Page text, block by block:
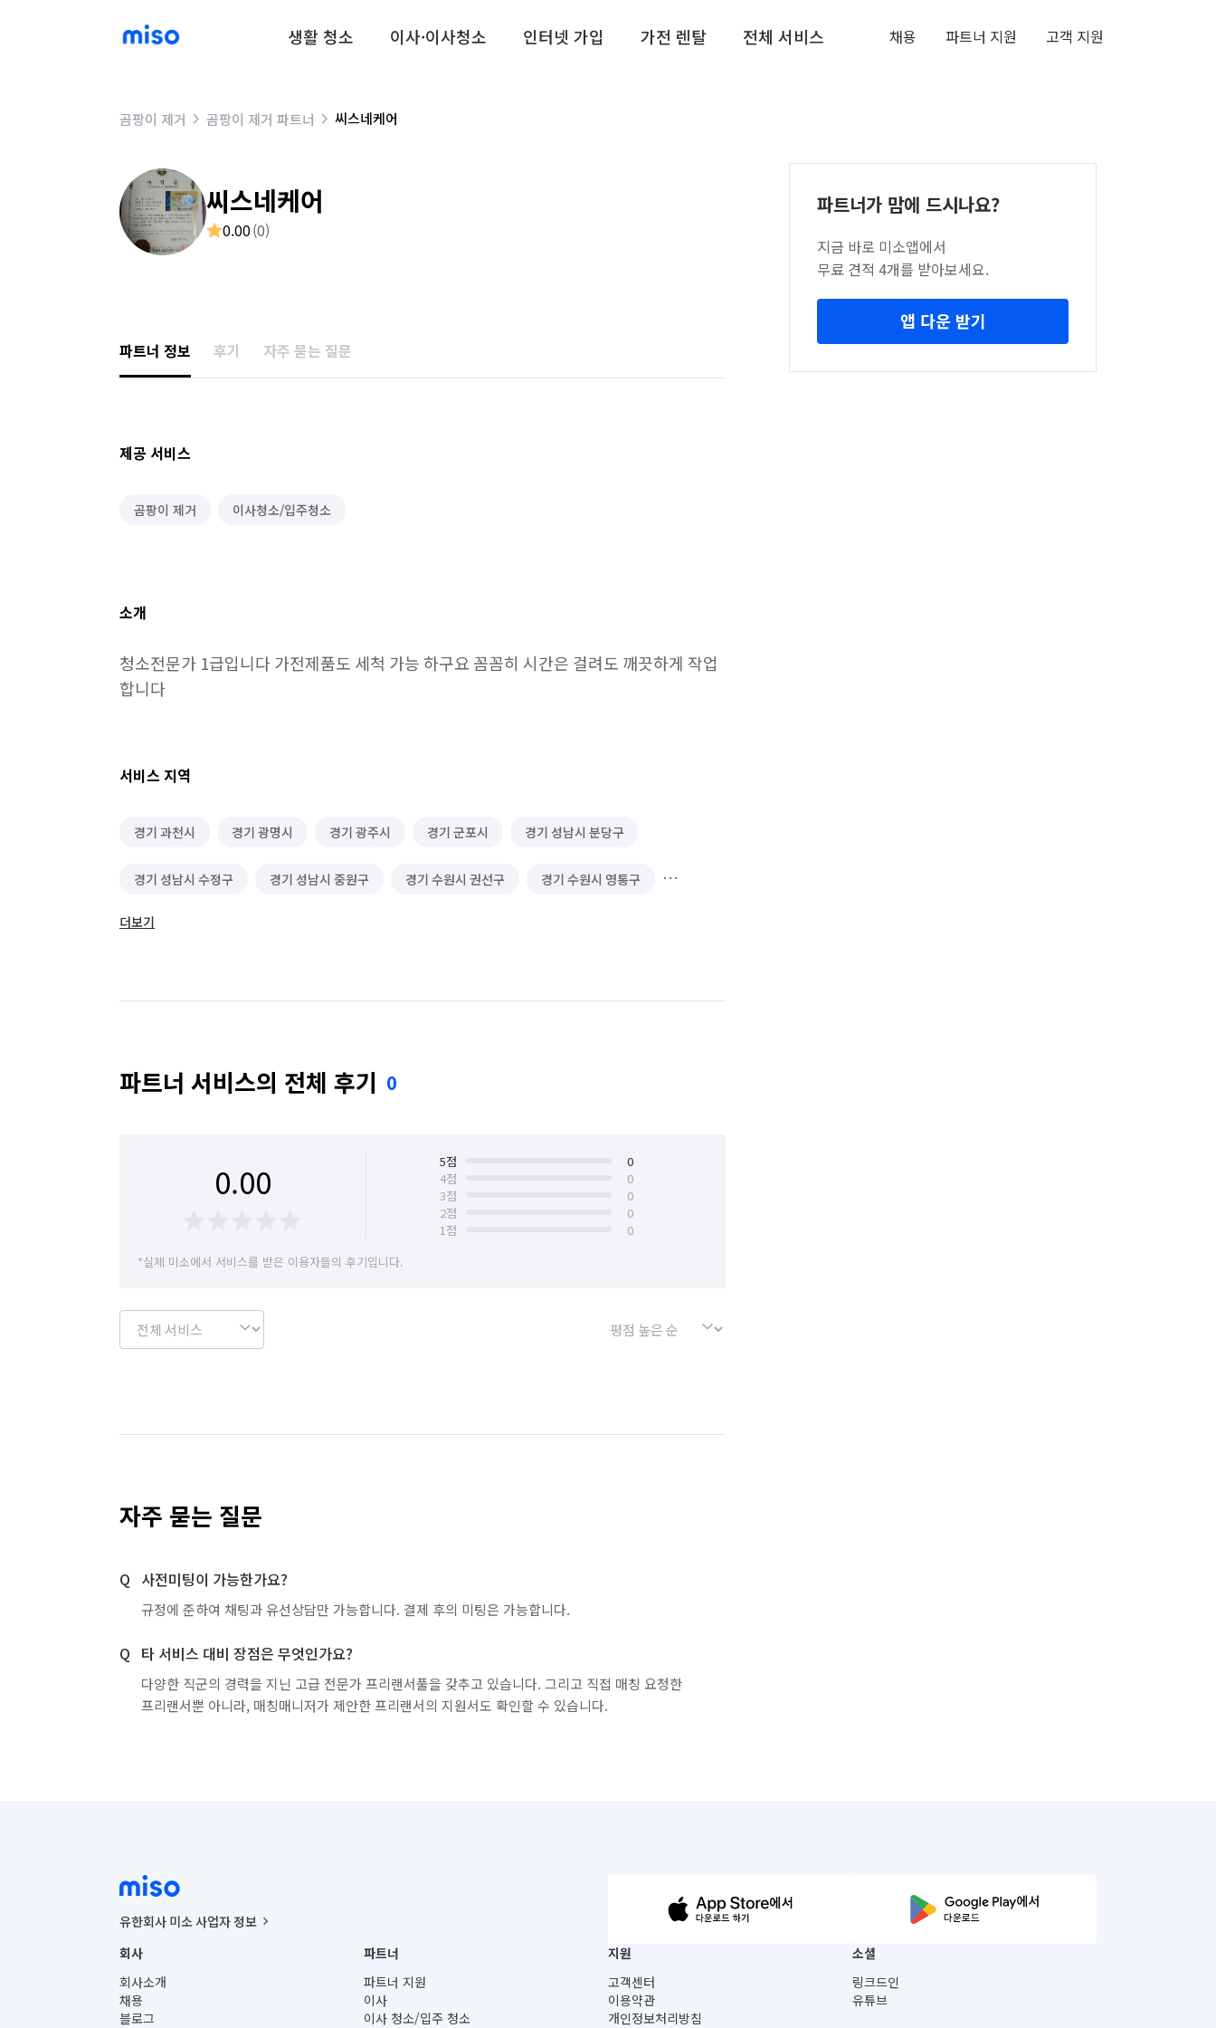
생활 청소 이사·이사청소 인터넷 가입 가전 렌탈 전체 서비스 채용 파트너 지원 고객 지원
곰팡이 제거 곰팡이 제거 파트너 씨스네케어
씨스네케어
0.00(0)
파트너 정보 후기 자주 묻는 질문
제공 서비스
곰팡이 제거 이사청소/입주청소
소개
청소전문가 1급입니다 가전제품도 세척 가능 하구요 꼼꼼히 시간은 걸려도 깨끗하게 작업
합니다
서비스 지역
경기 과천시 경기 광명시 경기 광주시 경기 군포시 경기 성남시 분당구
경기 성남시 수정구 경기 성남시 중원구 경기 수원시 권선구 경기 수원시 영통구
경기 수원시 장안구
경기 의왕시 경기 평택시 경기 화성시
더보기
파트너 서비스의 전체 후기 0
0.00 5점
0
4점
0
3점
0
2점
0
1점
0
*실제 미소에서 서비스를 받은 이용자들의 후기입니다.
자주 묻는 질문
사전미팅이 가능한가요?
규정에 준하여 채팅과 유선상담만 가능합니다. 결제 후의 미팅은 가능합니다.
타 서비스 대비 장점은 무엇인가요?
다양한 직군의 경력을 지닌 고급 전문가 프리랜서풀을 갖추고 있습니다. 그리고 직접 매칭 요청한
프리랜서뿐 아니라, 매칭매니저가 제안한 프리랜서의 지원서도 확인할 수 있습니다.
파트너가 맘에 드시나요?
지금 바로 미소앱에서
무료 견적 4개를 받아보세요.
앱 다운 받기
유한회사 미소 사업자 정보
사업자등록번호 : 291-87-00271 | 인허가번호 : 2016-3220163-14-5-00019 |
통신판매신고번호 : 2024-서울종로-1400(공정거래위원회 정보) |
대표이사 : CHING VICTOR COLUMBIA RHEE
주소 | 본사: 서울특별시 종로구 율곡로 6(중학동, 트윈트리빌딩) B동 5층
컨택센터 : 서울특별시 종로구 수송동 율곡로 24, 7층, 8층 미소
회사
회사소개
채용
블로그
파트너
파트너 지원
이사
이사 청소/입주 청소
지원
고객센터
이용약관
개인정보처리방침
소셜
링크드인
유튜브